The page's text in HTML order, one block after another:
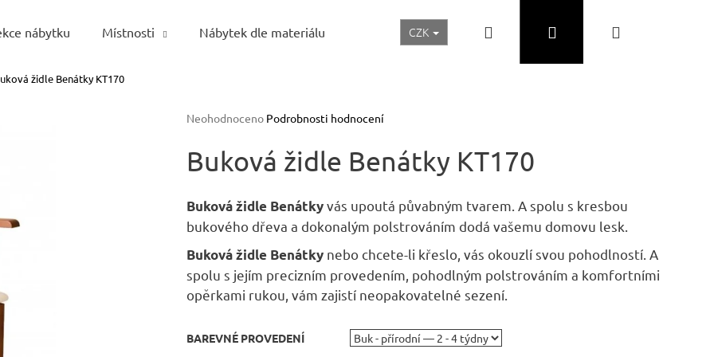
nábytku Místnosti Nábytek dle materiálu Realizace a inspirace Akční ceny Nábytek Skladem
CZK Přihlášení
židle Benátky KT170
Průměrné
produktu
je
z
hvězdiček.
Neohodnoceno Podrobnosti hodnocení
Buková židle Benátky KT170
Buková židle Benátkyvás upoutá půvabným tvarem. A spolu s kresbou
bukového dřeva a dokonalým polstrováním dodá vašemu domovu lesk.
Buková židle Benátky nebo chcete-li křeslo, vás okouzlí svou pohodlností. A
spolu s jejím precizním provedením, pohodlným polstrováním a komfortními
opěrkami rukou, vám zajistí neopakovatelné sezení.
BAREVNÉ PROVEDENÍ
Co potřebujete najít?
HLEDAT